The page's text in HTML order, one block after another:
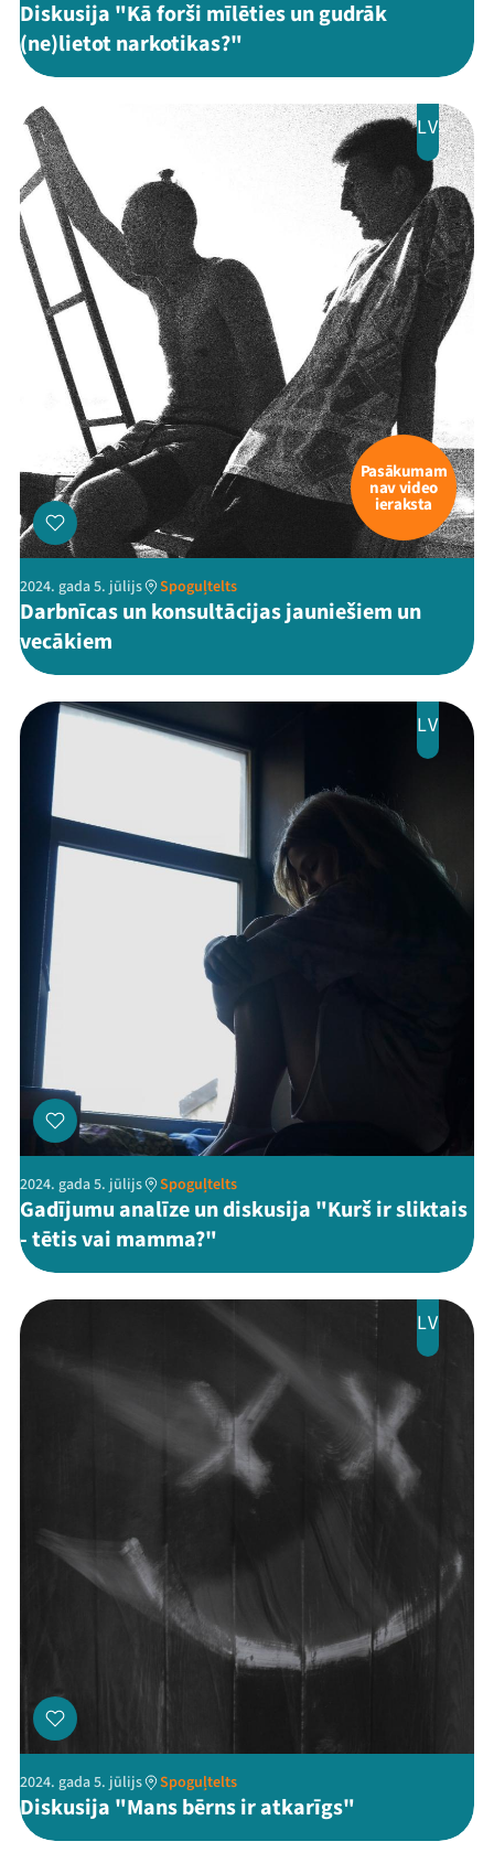
Diskusija "Kā forši mīlēties un gudrāk
(ne)lietot narkotikas?"
LV
Pasākumam
nav video
ieraksta
2024. gada 5. jūlijs Spoguļtelts
Darbnīcas un konsultācijas jauniešiem un
vecākiem
LV
2024. gada 5. jūlijs Spoguļtelts
Gadījumu analīze un diskusija "Kurš ir sliktais
- tētis vai mamma?"
LV
2024. gada 5. jūlijs Spoguļtelts
Diskusija "Mans bērns ir atkarīgs"